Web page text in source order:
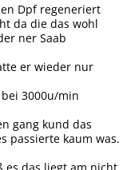
Dpf regeneriert
da die das wohl
ner Saab
er wieder nur
3000u/min
gang kund das
passierte kaum was.